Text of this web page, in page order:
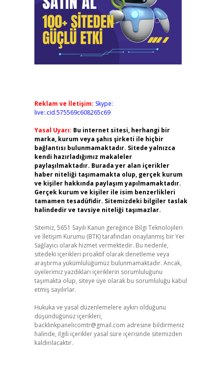
Reklam ve İletişim: Skype:
live:.cid.575569c608265c69
Yasal Uyarı: Bu internet sitesi, herhangi bir
marka, kurum veya şahıs şirketi ile hiçbir
bağlantısı bulunmamaktadır. Sitede yalnızca
kendi hazırladığımız makaleler
paylaşılmaktadır. Burada yer alan içerikler
haber niteliği taşımamakta olup, gerçek kurum
ve kişiler hakkında paylaşım yapılmamaktadır.
Gerçek kurum ve kişiler ile isim benzerlikleri
tamamen tesadüfidir. Sitemizdeki bilgiler taslak
halindedir ve tavsiye niteliği taşımazlar.
Sitemiz, 5651 Sayılı Kanun gereğince Bilgi Teknolojileri
ve İletişim Kurumu (BTK) tarafından onaylanmış bir Yer
Sağlayıcı olarak hizmet vermektedir. Bu nedenle,
sitedeki içerikleri proaktif olarak denetleme veya
araştırma yükümlülüğümüz bulunmamaktadır. Ancak,
üyelerimiz yazdıkları içeriklerin sorumluluğunu
taşımakta olup, siteye üye olarak bu sorumluluğu kabul
etmiş sayılırlar.
Hukuka ve yasal düzenlemelere aykırı olduğunu
düşündüğünüz içerikleri,
backlinkpanelicomtr@gmail.com adresine bildirmeniz
halinde, ilgili içerikler yasal süre içerisinde sitemizden
kaldırılacaktır.